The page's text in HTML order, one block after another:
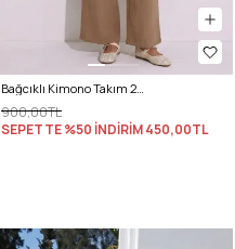
Bağcıklı Kimono Takım 26610 - BİSKÜVİ
900,00TL
SEPETTE %50 İNDİRİM450,00TL